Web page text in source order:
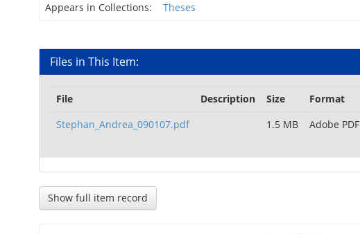
Appears in Collections:
Theses
Files in This Item:
File Description Size
Format
Stephan_Andrea_090107.pdf
1.5 MB Adobe PDF
Show full item record